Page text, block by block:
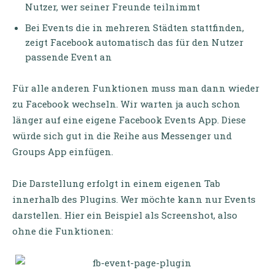
Nutzer, wer seiner Freunde teilnimmt
Bei Events die in mehreren Städten stattfinden,
zeigt Facebook automatisch das für den Nutzer
passende Event an
Für alle anderen Funktionen muss man dann wieder
zu Facebook wechseln. Wir warten ja auch schon
länger auf eine eigene Facebook Events App. Diese
würde sich gut in die Reihe aus Messenger und
Groups App einfügen.
Die Darstellung erfolgt in einem eigenen Tab
innerhalb des Plugins. Wer möchte kann nur Events
darstellen. Hier ein Beispiel als Screenshot, also
ohne die Funktionen: